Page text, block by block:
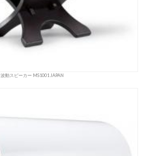
波動スピーカー MS1001 JAPAN